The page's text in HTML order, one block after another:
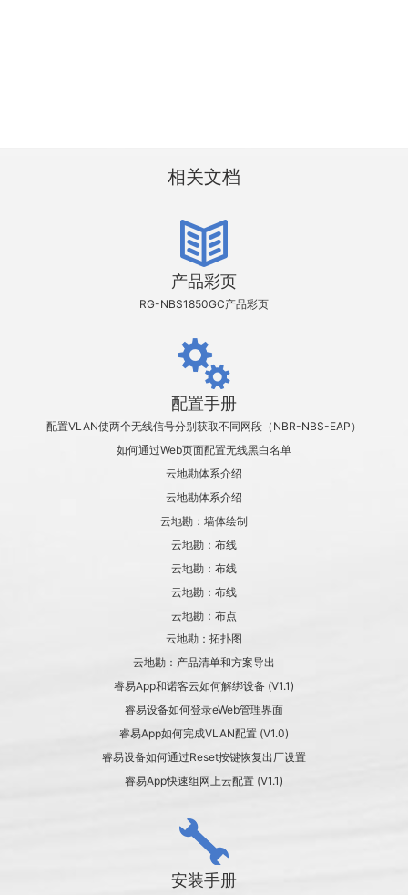
相关文档
产品彩页
RG-NBS1850GC产品彩页
配置手册
配置VLAN使两个无线信号分别获取不同网段（NBR-NBS-EAP）
如何通过Web页面配置无线黑白名单
云地勘体系介绍
云地勘体系介绍
云地勘：墙体绘制
云地勘：布线
云地勘：布线
云地勘：布线
云地勘：布点
云地勘：拓扑图
云地勘：产品清单和方案导出
睿易App和诺客云如何解绑设备 (V1.1)
睿易设备如何登录eWeb管理界面
睿易App如何完成VLAN配置 (V1.0)
睿易设备如何通过Reset按键恢复出厂设置
睿易App快速组网上云配置 (V1.1)
安装手册